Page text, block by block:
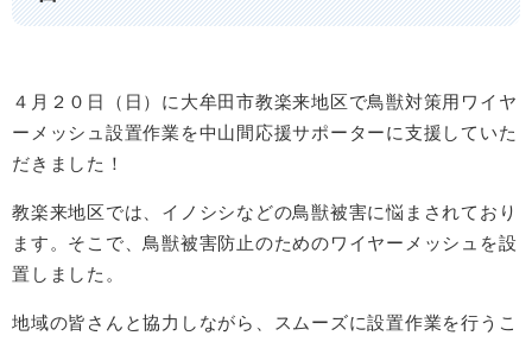
４月２０日（日）に大牟田市教楽来地区で鳥獣対策用ワイヤ
ーメッシュ設置作業を中山間応援サポーターに支援していた
だきました！
教楽来地区では、イノシシなどの鳥獣被害に悩まされており
ます。そこで、鳥獣被害防止のためのワイヤーメッシュを設
置しました。
地域の皆さんと協力しながら、スムーズに設置作業を行うこ